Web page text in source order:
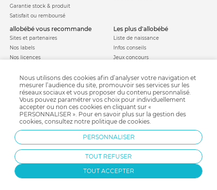
Garantie stock & produit
Satisfait ou remboursé
allobébé vous recommande
Sites et partenaires
Nos labels
Nos licences
les plus d'allobébé
Liste de naissance
Infos conseils
Jeux concours
Parrainage
Paiement sécurisé
Charte qualité
Protection par reCAPTCHA
Nous utilisons des cookies afin d’analyser votre navigation et
mesurer l’audience du site, promouvoir ses services sur les
réseaux sociaux et vous proposer du contenu personnalisé.
Vous pouvez paramétrer vos choix pour individuellement
accepter ou non ces cookies en cliquant sur «
PERSONNALISER ». Pour en savoir plus sur la gestion des
cookies, consultez notre politique de cookies.
PERSONNALISER
TOUT REFUSER
TOUT ACCEPTER